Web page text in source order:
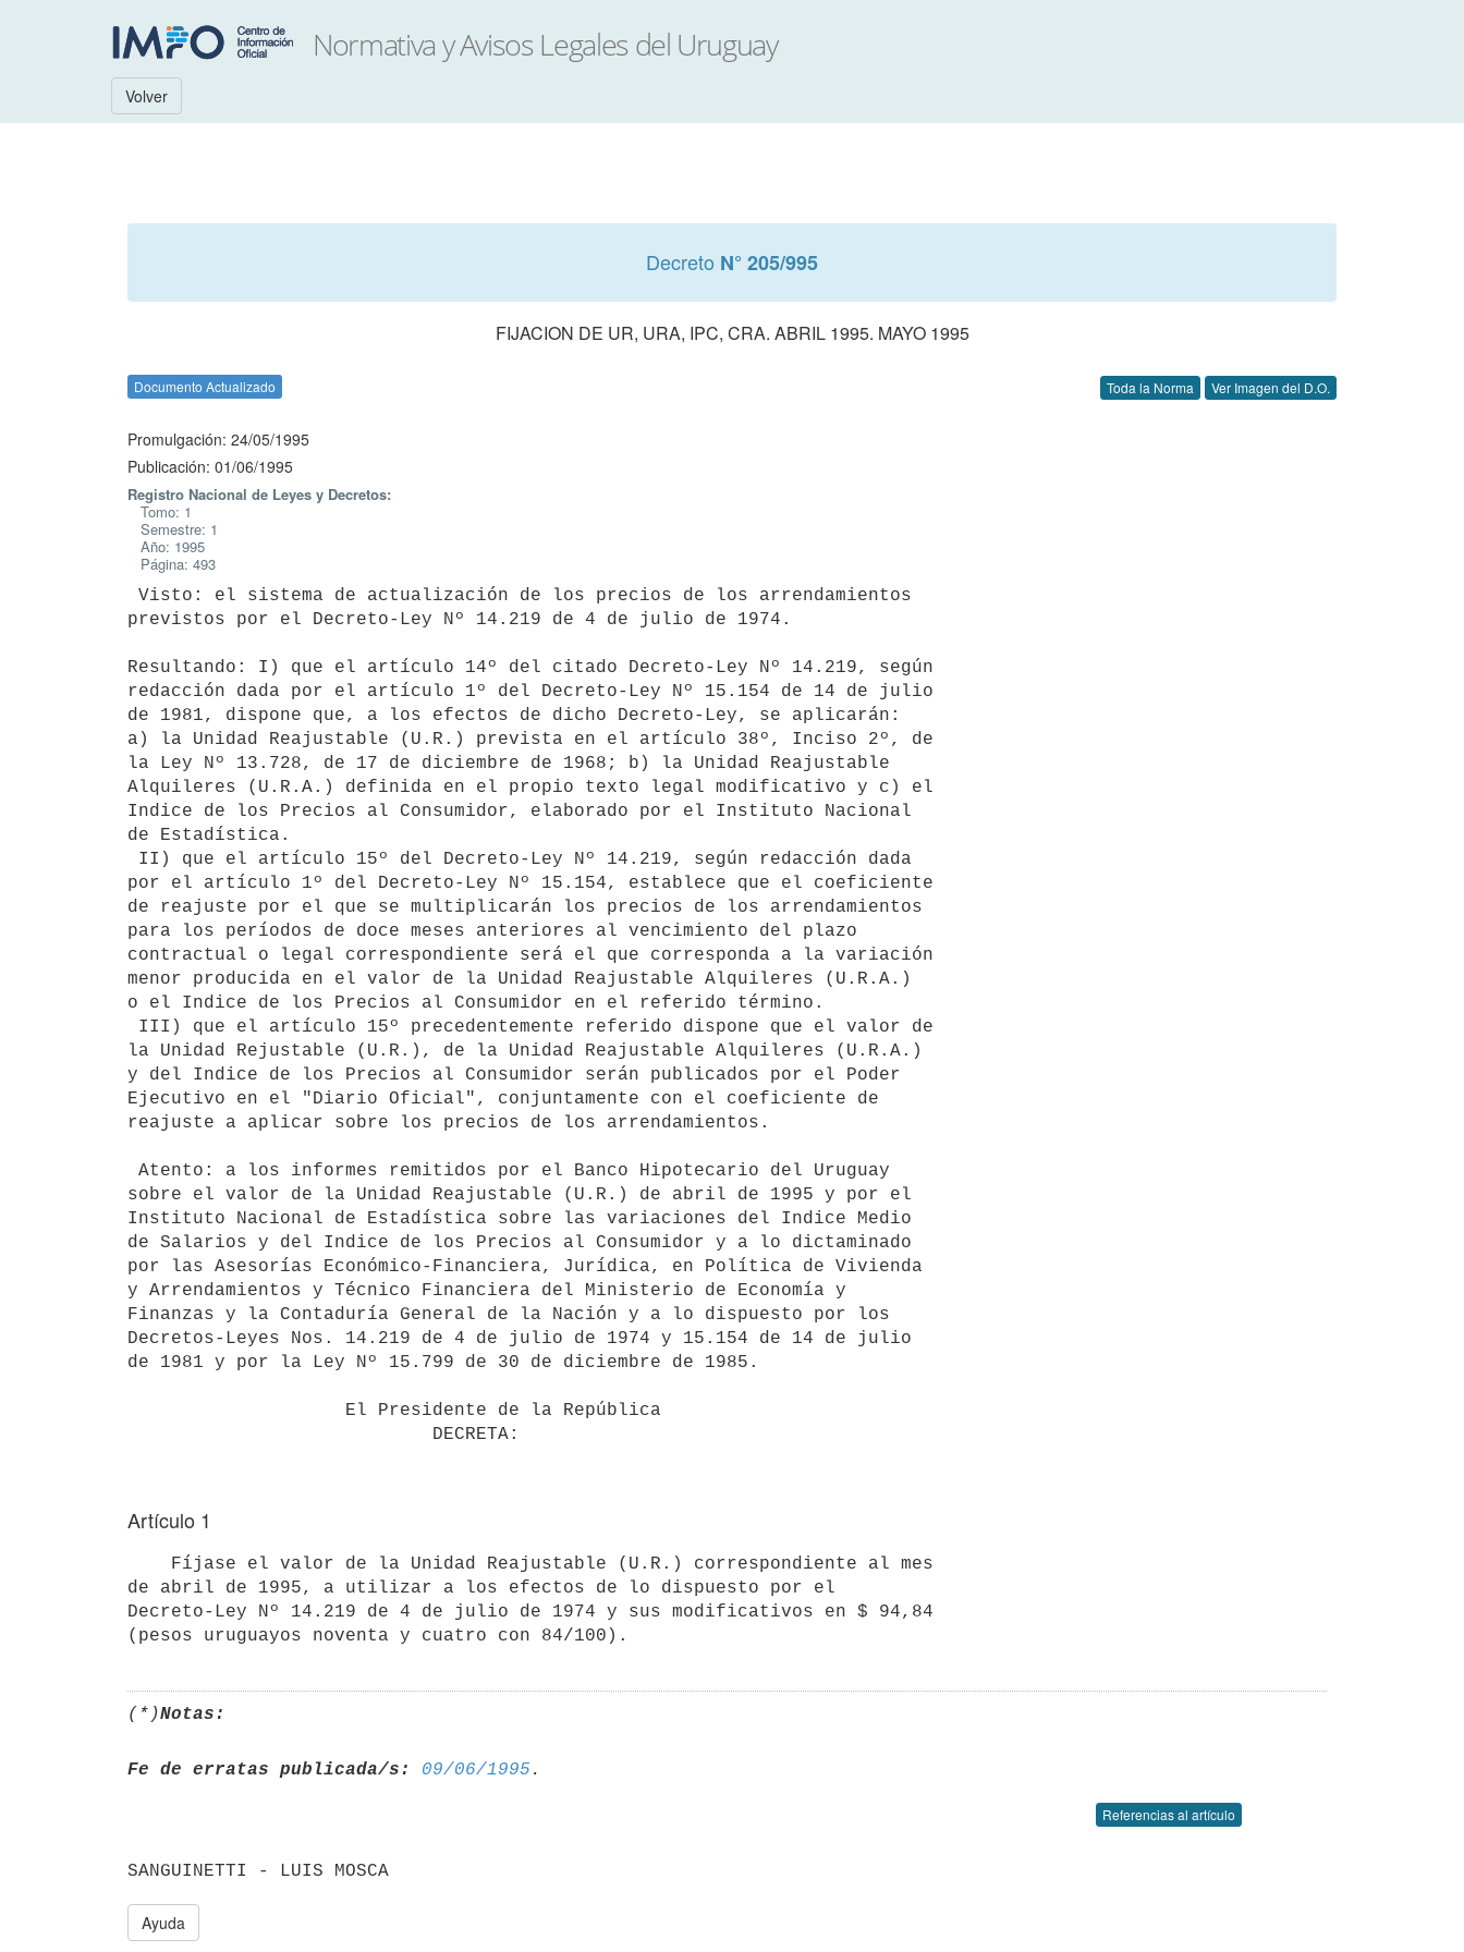
Volver
Decreto N° 205/995
FIJACION DE UR, URA, IPC, CRA. ABRIL 1995. MAYO 1995
Documento Actualizado Toda la Norma Ver Imagen del D.O.
Promulgación: 24/05/1995
Publicación: 01/06/1995
Registro Nacional de Leyes y Decretos:
Tomo: 1
Semestre: 1
Año: 1995
Página: 493
previstos por el Decreto-Ley Nº 14.219 de 4 de julio de 1974.
Resultando: I) que el artículo 14º del citado Decreto-Ley Nº 14.219, según
redacción dada por el artículo 1º del Decreto-Ley Nº 15.154 de 14 de julio
de 1981, dispone que, a los efectos de dicho Decreto-Ley, se aplicarán:
a) la Unidad Reajustable (U.R.) prevista en el artículo 38º, Inciso 2º, de
la Ley Nº 13.728, de 17 de diciembre de 1968; b) la Unidad Reajustable
Alquileres (U.R.A.) definida en el propio texto legal modificativo y c) el
Indice de los Precios al Consumidor, elaborado por el Instituto Nacional
de Estadística.
por el artículo 1º del Decreto-Ley Nº 15.154, establece que el coeficiente
de reajuste por el que se multiplicarán los precios de los arrendamientos
para los períodos de doce meses anteriores al vencimiento del plazo
contractual o legal correspondiente será el que corresponda a la variación
menor producida en el valor de la Unidad Reajustable Alquileres (U.R.A.)
o el Indice de los Precios al Consumidor en el referido término.
la Unidad Rejustable (U.R.), de la Unidad Reajustable Alquileres (U.R.A.)
y del Indice de los Precios al Consumidor serán publicados por el Poder
Ejecutivo en el "Diario Oficial", conjuntamente con el coeficiente de
reajuste a aplicar sobre los precios de los arrendamientos.
sobre el valor de la Unidad Reajustable (U.R.) de abril de 1995 y por el
Instituto Nacional de Estadística sobre las variaciones del Indice Medio
de Salarios y del Indice de los Precios al Consumidor y a lo dictaminado
por las Asesorías Económico-Financiera, Jurídica, en Política de Vivienda
y Arrendamientos y Técnico Financiera del Ministerio de Economía y
Finanzas y la Contaduría General de la Nación y a lo dispuesto por los
Decretos-Leyes Nos. 14.219 de 4 de julio de 1974 y 15.154 de 14 de julio
de 1981 y por la Ley Nº 15.799 de 30 de diciembre de 1985.
Artículo 1
de abril de 1995, a utilizar a los efectos de lo dispuesto por el
Decreto-Ley Nº 14.219 de 4 de julio de 1974 y sus modificativos en $ 94,84
(pesos uruguayos noventa y cuatro con 84/100).
(*)Notas:
Fe de erratas publicada/s: 09/06/1995
Referencias al artículo
Ayuda